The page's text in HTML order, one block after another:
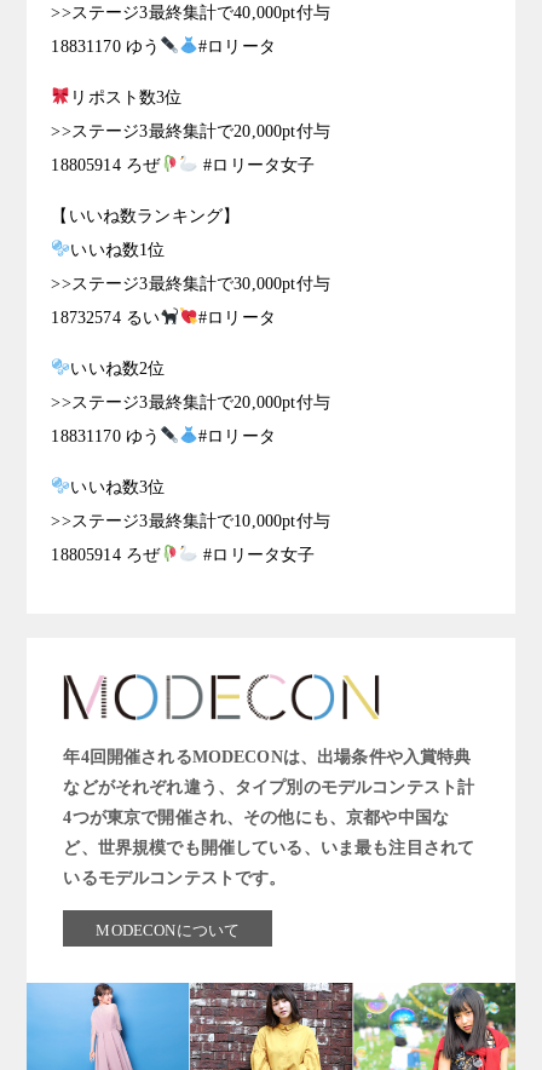
>>ステージ3最終集計で40,000pt付与
18831170 ゆう
#ロリータ
リポスト数3位
>>ステージ3最終集計で20,000pt付与
18805914 ろぜ
#ロリータ女子
【いいね数ランキング】
いいね数1位
>>ステージ3最終集計で30,000pt付与
18732574 るい
#ロリータ
いいね数2位
>>ステージ3最終集計で20,000pt付与
18831170 ゆう
#ロリータ
いいね数3位
>>ステージ3最終集計で10,000pt付与
18805914 ろぜ
#ロリータ女子
年4回開催されるMODECONは、出場条件や入賞特典
などがそれぞれ違う、タイプ別のモデルコンテスト計
4つが東京で開催され、その他にも、京都や中国な
ど、世界規模でも開催している、いま最も注目されて
いるモデルコンテストです。
MODECONについて